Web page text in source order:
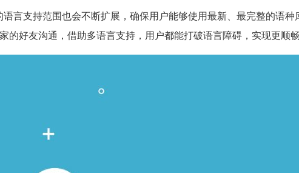
言支持范围也会不断扩展，确保用户能够使用最新、最完整的语种
的好友沟通，借助多语言支持，用户都能打破语言障碍，实现更顺畅